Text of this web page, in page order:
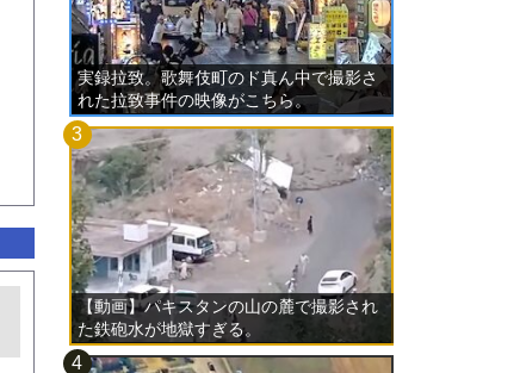
実録拉致。歌舞伎町のド真ん中で撮影さ
れた拉致事件の映像がこちら。
【動画】パキスタンの山の麓で撮影され
た鉄砲水が地獄すぎる。